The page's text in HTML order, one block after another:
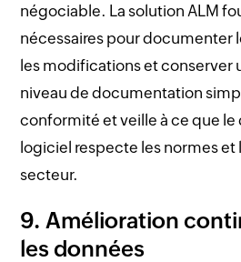
négociable. La solution ALM
nécessaires pour documenter
les modifications et conserver
niveau de documentation
conformité et veille à ce que
logiciel respecte les normes et
secteur.
9. Amélioration
les données